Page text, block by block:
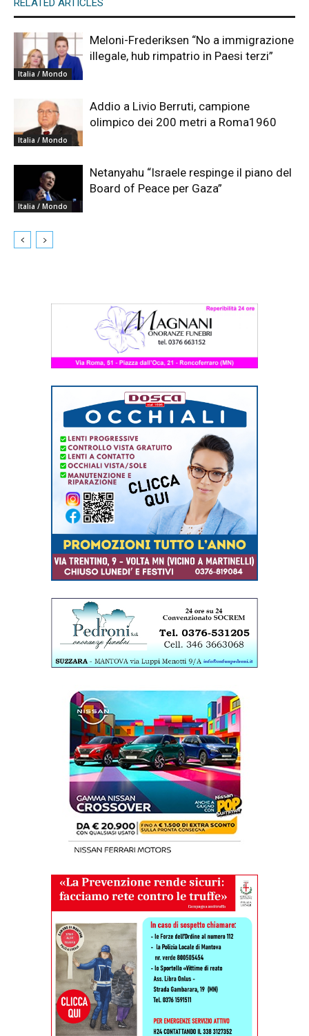
RELATED ARTICLES
Italia / Mondo
Meloni-Frederiksen “No a immigrazione
illegale, hub rimpatrio in Paesi terzi”
Italia / Mondo
Addio a Livio Berruti, campione
olimpico dei 200 metri a Roma1960
Italia / Mondo
Netanyahu “Israele respinge il piano del
Board of Peace per Gaza”